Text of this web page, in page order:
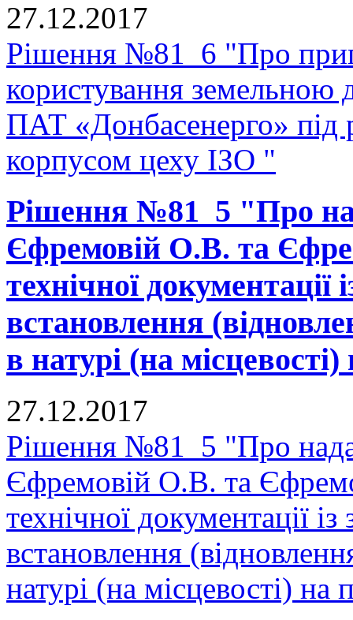
27.12.2017
Рішення №81_6 "Про
користування
ПАТ «Донбасенерго»
корпусом цеху ІЗО "
Рішення №81_5 "Про
Єфремовій О.В. та
технічної
встановлення
в натурі (на
27.12.2017
Рішення №81_5 "Про
Єфремовій О.В. та
технічної документації
встановлення
натурі (на місцевості) на